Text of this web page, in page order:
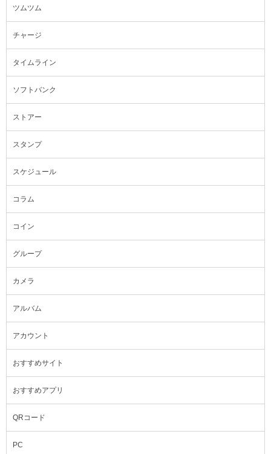
ツムツム
チャージ
タイムライン
ソフトバンク
ストアー
スタンプ
スケジュール
コラム
コイン
グループ
カメラ
アルバム
アカウント
おすすめサイト
おすすめアプリ
QRコード
PC